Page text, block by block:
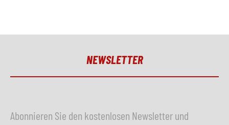
NEWSLETTER
Abonnieren Sie den kostenlosen Newsletter und